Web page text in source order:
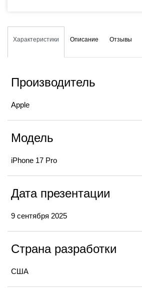
Описание
Характеристики Отзывы
Производитель
Apple
Модель
iPhone 17 Pro
Дата презентации
9 сентября 2025
Страна разработки
США